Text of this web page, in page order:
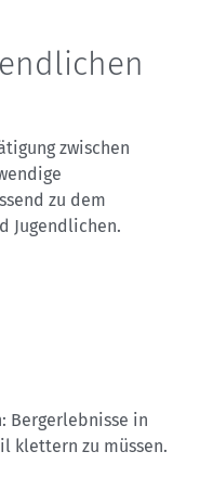
zwischen
zu dem
Jugendlichen.
Bergerlebnisse in
klettern zu müssen.